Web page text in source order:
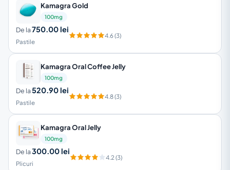
Kamagra Gold
100mg
De la750.00 lei
Pastile
4.6 (3)
Kamagra Oral Coffee Jelly
100mg
De la520.90 lei
Pastile
4.8 (3)
Kamagra Oral Jelly
100mg
De la300.00 lei
Plicuri
4.2 (3)